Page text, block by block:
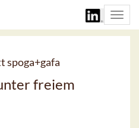
spoga+gafa
freiem